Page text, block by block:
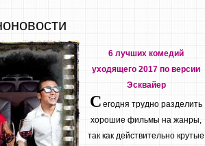
6 лучших комедий
уходящего 2017 по версии
Эсквайер
С егодня трудно разделить
хорошие фильмы на жанры,
так как действительно крутые